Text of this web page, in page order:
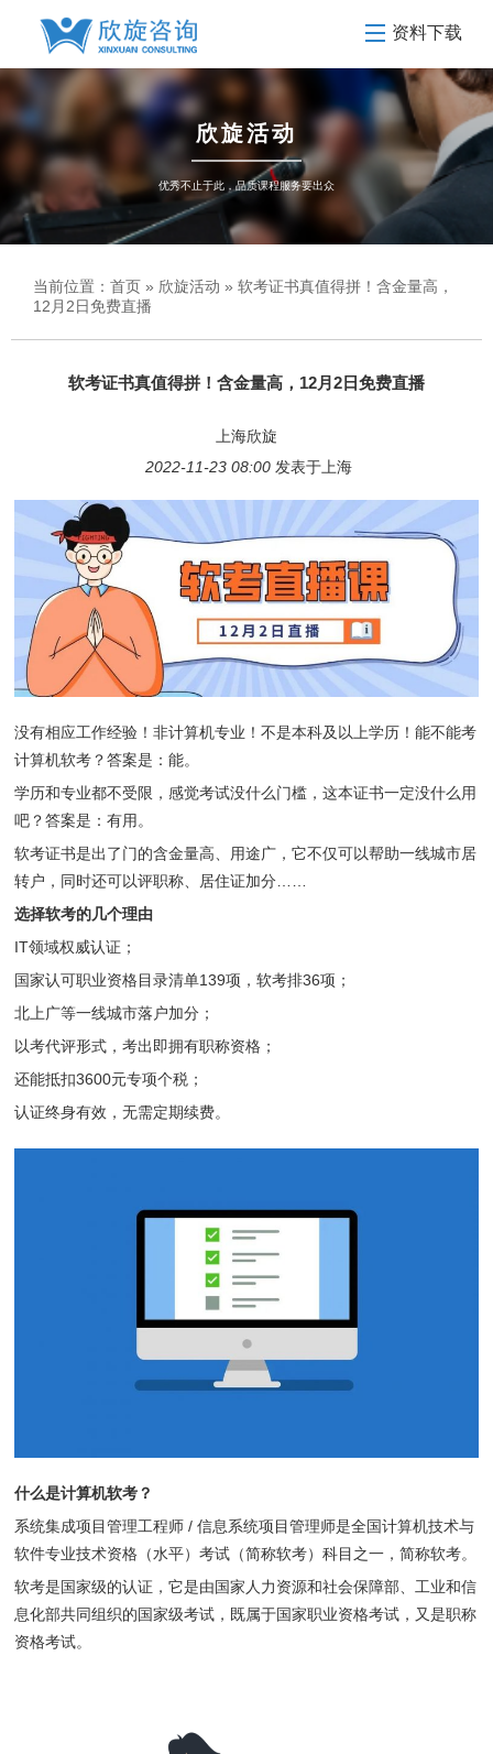
资料下载
欣旋活动
优秀不止于此，品质课程服务要出众
当前位置： 首页 » 欣旋活动 » 软考证书真值得拼！含金量高，
12月2日免费直播
软考证书真值得拼！含金量高，12月2日免费直播
上海欣旋
2022-11-23 08:00 发表于上海
没有相应工作经验！非计算机专业！不是本科及以上学历！能不能考
计算机软考？答案是：能。
学历和专业都不受限，感觉考试没什么门槛，这本证书一定没什么用
吧？答案是：有用。
软考证书是出了门的含金量高、用途广，它不仅可以帮助一线城市居
转户，同时还可以评职称、居住证加分……
选择软考的几个理由
IT领域权威认证；
国家认可职业资格目录清单139项，软考排36项；
北上广等一线城市落户加分；
以考代评形式，考出即拥有职称资格；
还能抵扣3600元专项个税；
认证终身有效，无需定期续费。
什么是计算机软考？
系统集成项目管理工程师 / 信息系统项目管理师是全国计算机技术与
软件专业技术资格（水平）考试（简称软考）科目之一，简称软考。
软考是国家级的认证，它是由国家人力资源和社会保障部、工业和信
息化部共同组织的国家级考试，既属于国家职业资格考试，又是职称
资格考试。